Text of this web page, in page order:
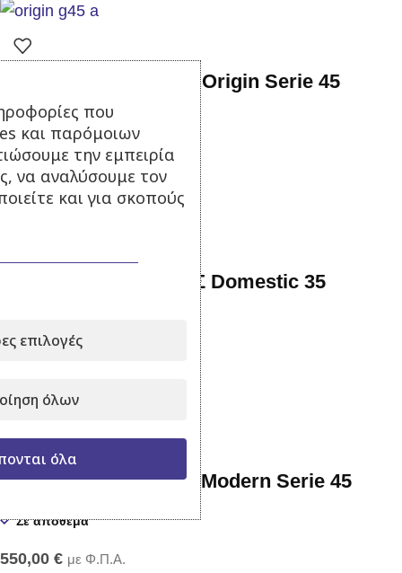
Ψησταριά Υγραερίου Origin Serie 45
Σε απόθεμα
450,00€ με Φ.Π.Α.
Προσθήκη στο καλάθι
Ψησταρια ΡΕΥΜΑΤΟΣ Domestic 35
Ψησταρια υγραερίου Modern Serie 45
Σε απόθεμα
550,00 € με Φ.Π.Α.
που
και παρόμοιων
την εμπειρία
να αναλύσουμε τον
και για σκοπούς
επιλογές
όλων
όλα